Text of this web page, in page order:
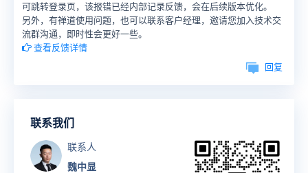
可跳转登录页，该报错已经内部记录反馈，会在后续版本优化。
另外，有禅道使用问题，也可以联系客户经理，邀请您加入技术交
流群沟通，即时性会更好一些。
查看反馈详情
回复
联系我们
联系人
魏中显